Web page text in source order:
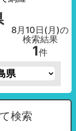
8月10日(月)の
検索結果
1件
検索